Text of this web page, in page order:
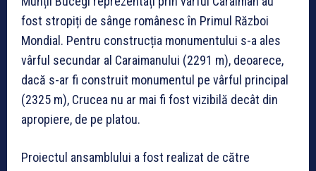
fost stropiți de sânge românesc în Primul Război
Mondial. Pentru construcția monumentului s-a ales
vârful secundar al Caraimanului (2291 m), deoarece,
dacă s-ar fi construit monumentul pe vârful principal
(2325 m), Crucea nu ar mai fi fost vizibilă decât din
apropiere, de pe platou.
Proiectul ansamblului a fost realizat de către